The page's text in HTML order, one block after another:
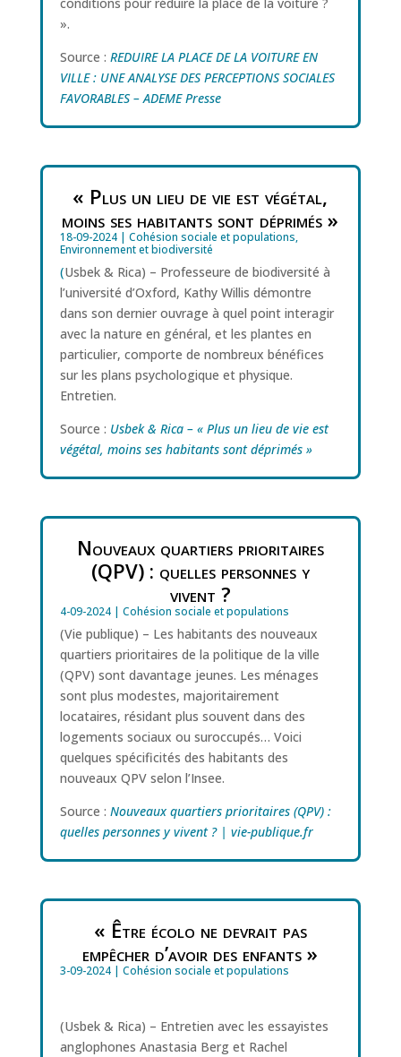
».
Source : REDUIRE LA PLACE DE LA VOITURE EN
VILLE : UNE ANALYSE DES PERCEPTIONS SOCIALES
FAVORABLES – ADEME Presse
« Plus un lieu de vie est végétal,
moins ses habitants sont déprimés »
18-09-2024| Cohésion sociale et populations,
Environnement et biodiversité
(Usbek & Rica) – Professeure de biodiversité à
l’université d’Oxford, Kathy Willis démontre
dans son dernier ouvrage à quel point interagir
avec la nature en général, et les plantes en
particulier, comporte de nombreux bénéfices
sur les plans psychologique et physique.
Entretien.
Source : Usbek & Rica – « Plus un lieu de vie est
végétal, moins ses habitants sont déprimés »
Nouveaux quartiers prioritaires
(QPV) : quelles personnes y
vivent ?
4-09-2024| Cohésion sociale et populations
(Vie publique) – Les habitants des nouveaux
quartiers prioritaires de la politique de la ville
(QPV) sont davantage jeunes. Les ménages
sont plus modestes, majoritairement
locataires, résidant plus souvent dans des
logements sociaux ou suroccupés… Voici
quelques spécificités des habitants des
nouveaux QPV selon l’Insee.
Source : Nouveaux quartiers prioritaires (QPV) :
quelles personnes y vivent ? | vie-publique.fr
« Être écolo ne devrait pas
empêcher d’avoir des enfants »
3-09-2024| Cohésion sociale et populations
(Usbek & Rica) – Entretien avec les essayistes
anglophones Anastasia Berg et Rachel